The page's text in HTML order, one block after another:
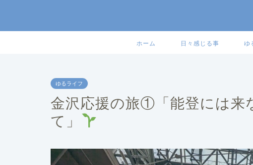
ホーム 日々感じる事 ゆ
ゆるライフ
金沢応援の旅①「能登には
て」